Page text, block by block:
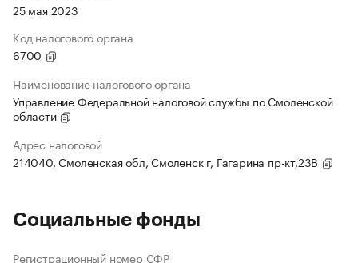
25 мая 2023
Код налогового органа
6700
Наименование налогового органа
Управление Федеральной налоговой службы по Смоленской
области
Адрес налоговой
214040, Смоленская обл, Смоленск г, Гагарина пр-кт,23В
Социальные фонды
Регистрационный номер СФР